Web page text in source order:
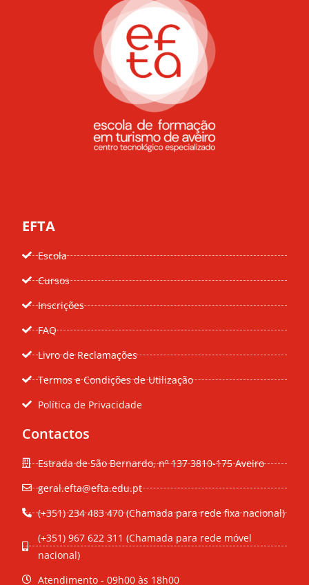
EFTA
Escola
Cursos
Inscrições
FAQ
Livro de Reclamações
Termos e Condições de Utilização
Política de Privacidade
Contactos
Estrada de São Bernardo, nº 137 3810-175 Aveiro
geral.efta@efta.edu.pt
(+351) 234 483 470 (Chamada para rede fixa nacional)
(+351) 967 622 311 (Chamada para rede móvel
nacional)
Atendimento - 09h00 às 18h00